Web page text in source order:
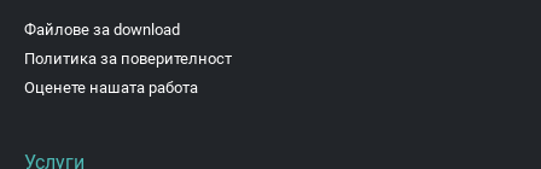
Файлове за download
Политика за поверителност
Оценете нашата работа
Услуги